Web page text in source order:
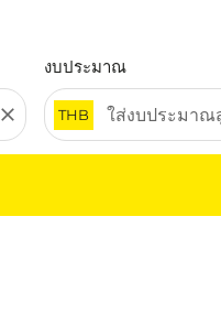
close
งบประมาณ
THB